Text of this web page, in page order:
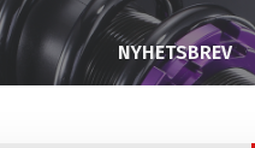
NYHETSBREV